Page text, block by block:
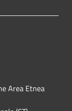
Area Etnea